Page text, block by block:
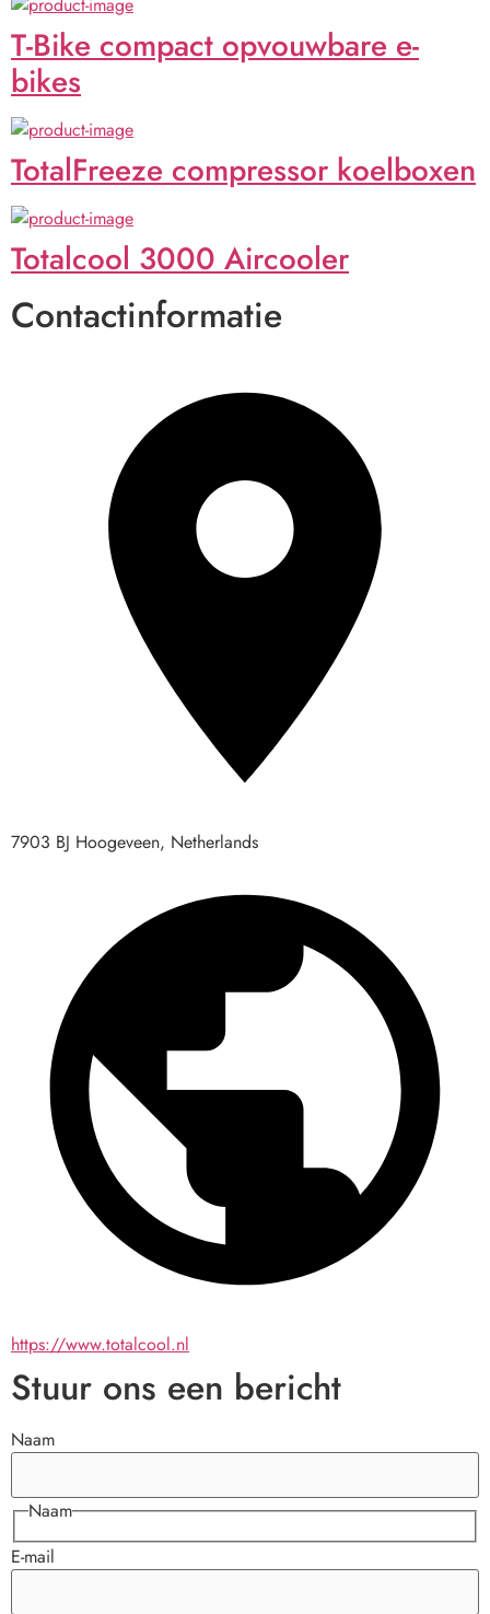
T-Bike compact opvouwbare e-
bikes
TotalFreeze compressor koelboxen
Totalcool 3000 Aircooler
Contactinformatie
7903 BJ Hoogeveen, Netherlands
https://www.totalcool.nl
Stuur ons een bericht
Naam
Naam
E-mail